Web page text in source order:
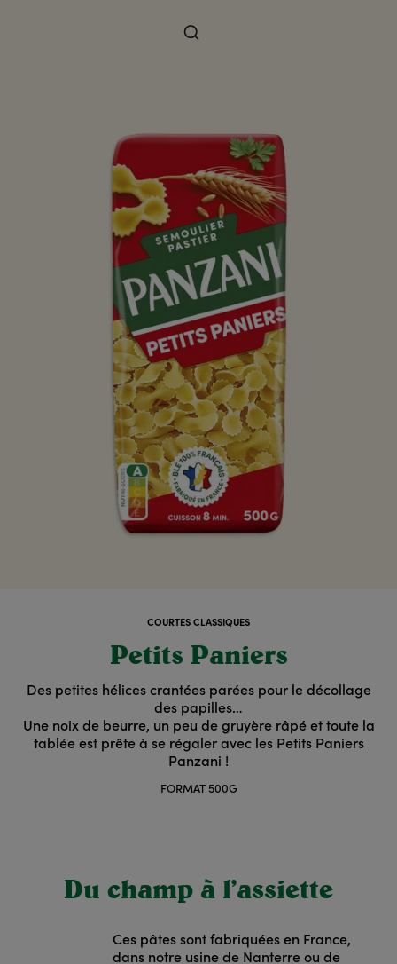
COURTES CLASSIQUES
Petits Paniers
Des petites hélices crantées parées pour le décollage
des papilles…
Une noix de beurre, un peu de gruyère râpé et toute la
tablée est prête à se régaler avec les Petits Paniers
Panzani !
FORMAT 500G
Du champ à l’assiette
Ces pâtes sont fabriquées en France,
dans notre usine de Nanterre ou de